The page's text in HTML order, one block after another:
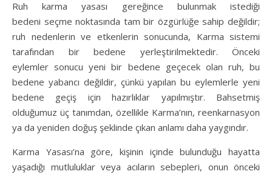
Ruh karma yasası gereğince bulunmak istediği
bedeni seçme noktasında tam bir özgürlüğe sahip değildir;
ruh nedenlerin ve etkenlerin sonucunda, Karma sistemi
tarafından bir bedene yerleştirilmektedir. Önceki
eylemler sonucu yeni bir bedene geçecek olan ruh, bu
bedene yabancı değildir, çünkü yapılan bu eylemlerle yeni
bedene geçiş için hazırlıklar yapılmıştır. Bahsetmiş
olduğumuz üç tanımdan, özellikle Karma’nın, reenkarnasyon
ya da yeniden doğuş şeklinde çıkan anlamı daha yaygındır.
Karma Yasası’na göre, kişinin içinde bulunduğu hayatta
yaşadığı mutluluklar veya acıların sebepleri, onun önceki